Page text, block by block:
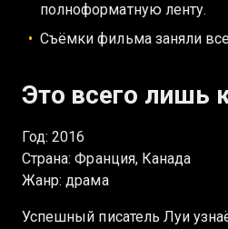
полноформатную ленту.
Съёмки фильма заняли
Это всего лишь
Год: 2016
Страна: Франция, Канада
Жанр: драма
Успешный писатель Луи